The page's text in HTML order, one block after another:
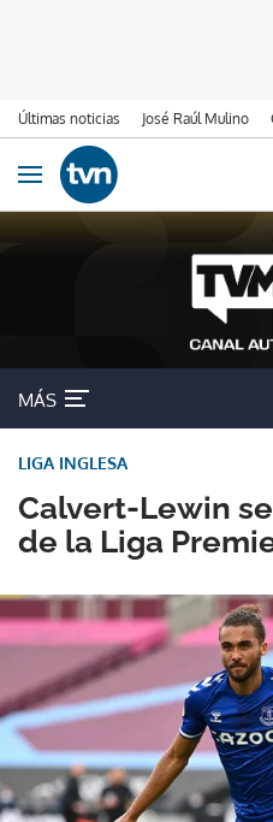
Últimas noticias José Raúl Mulino
Ir al contenido
Obrir navegació
MÁS
Calvert-Lewin
de la Liga
LIGA INGLESA